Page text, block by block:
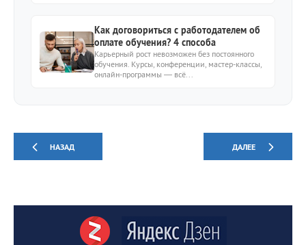
Как договориться с работодателем об
оплате обучения? 4 способа
Карьерный рост невозможен без постоянного
обучения. Курсы, конференции, мастер-классы,
онлайн-программы — всё...
НАЗАД ДАЛЕЕ